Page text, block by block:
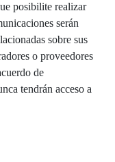
posibilite realizar
serán
sobre sus
o proveedores
de
tendrán acceso a